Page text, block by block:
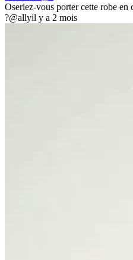
Oseriez-vous porter cette robe
?@allyil y a 2 mois